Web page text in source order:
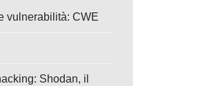
vulnerabilità: CWE
Shodan, il